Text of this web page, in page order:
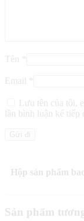
Tên
Email
Lưu tên của tôi,
lần bình luận kế tiếp
Hộp sản phẩm
Sản phẩm